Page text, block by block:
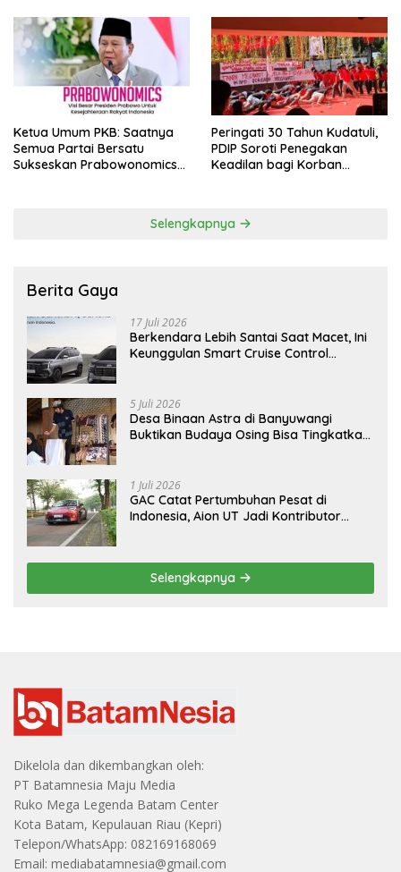
Ketua Umum PKB: Saatnya
Semua Partai Bersatu
Sukseskan Prabowonomics
Peringati 30 Tahun Kudatuli,
PDIP Soroti Penegakan
Keadilan bagi Korban
Selengkapnya
Berita Gaya
17 Juli 2026
Berkendara Lebih Santai Saat Macet, Ini
Keunggulan Smart Cruise Control
5 Juli 2026
Desa Binaan Astra di Banyuwangi
Buktikan Budaya Osing Bisa Tingkatkan
1 Juli 2026
GAC Catat Pertumbuhan Pesat di
Indonesia, Aion UT Jadi Kontributor
Selengkapnya
Dikelola dan dikembangkan oleh:
PT Batamnesia Maju Media
Ruko Mega Legenda Batam Center
Kota Batam, Kepulauan Riau (Kepri)
Telepon/WhatsApp: 082169168069
Email: mediabatamnesia@gmail.com